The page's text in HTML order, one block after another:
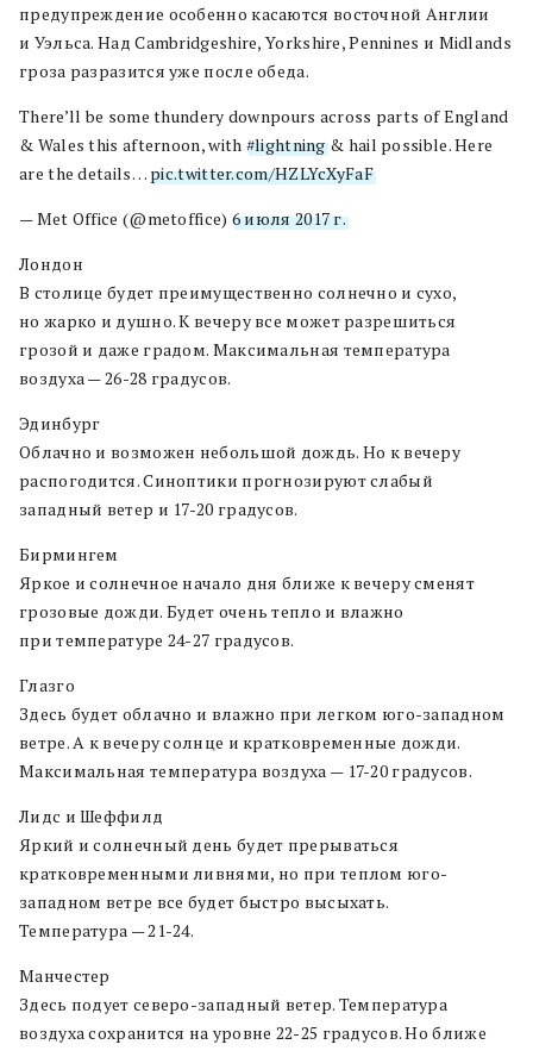
предупреждение особенно касаются восточной Англии
и Уэльса. Над Cambridgeshire, Yorkshire, Pennines и Midlands
гроза разразится уже после обеда.
There’ll be some thundery downpours across parts of England
& Wales this afternoon, with #lightning& hail possible. Here
are the details… pic.twitter.com/HZLYcXyFaF
— Met Office (@metoffice) 6 июля 2017 г.
Лондон
В столице будет преимущественно солнечно и сухо,
но жарко и душно. К вечеру все может разрешиться
грозой и даже градом. Максимальная температура
воздуха — 26-28 градусов.
Эдинбург
Облачно и возможен небольшой дождь. Но к вечеру
распогодится. Синоптики прогнозируют слабый
западный ветер и 17-20 градусов.
Бирмингем
Яркое и солнечное начало дня ближе к вечеру сменят
грозовые дожди. Будет очень тепло и влажно
при температуре 24-27 градусов.
Глазго
Здесь будет облачно и влажно при легком юго-западном
ветре. А к вечеру солнце и кратковременные дожди.
Максимальная температура воздуха — 17-20 градусов.
Лидс и Шеффилд
Яркий и солнечный день будет прерываться
кратковременными ливнями, но при теплом юго-
западном ветре все будет быстро высыхать.
Температура — 21-24.
Манчестер
Здесь подует северо-западный ветер. Температура
воздуха сохранится на уровне 22-25 градусов. Но ближе